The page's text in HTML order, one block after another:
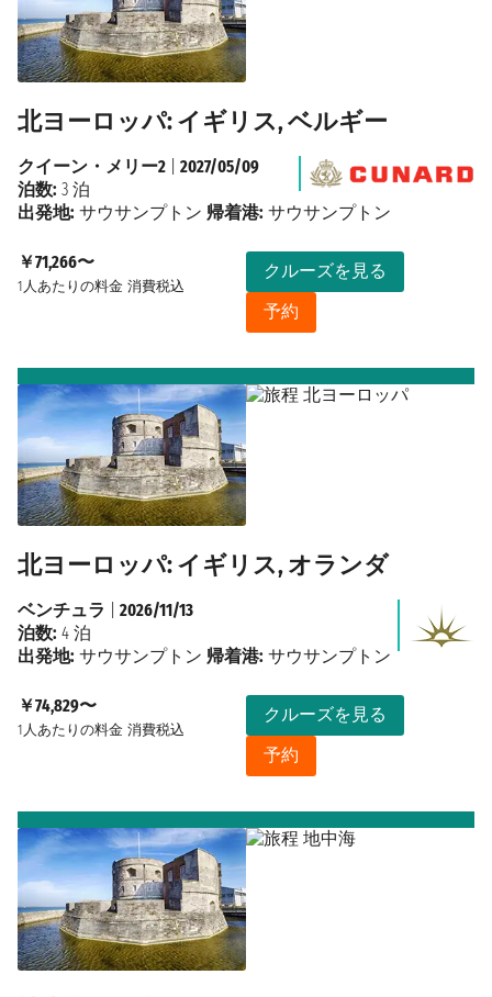
北ヨーロッパ: イギリス, ベルギー
￥71,266〜
1人あたりの料金 消費税込
クルーズを見る
予約
クイーン・メリー2
2027/05/09
泊数: 3 泊
出発地: サウサンプトン 帰着港: サウサンプトン
北ヨーロッパ: イギリス, オランダ
￥74,829〜
1人あたりの料金 消費税込
クルーズを見る
予約
ベンチュラ
2026/11/13
泊数: 4 泊
出発地: サウサンプトン 帰着港: サウサンプトン